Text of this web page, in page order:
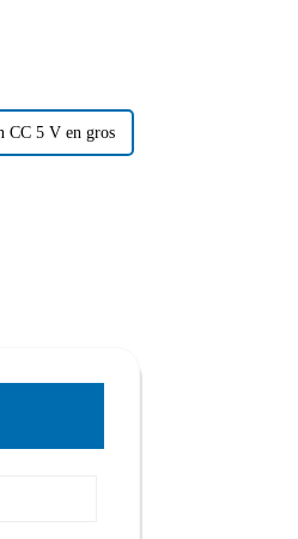
CC 5 V en gros